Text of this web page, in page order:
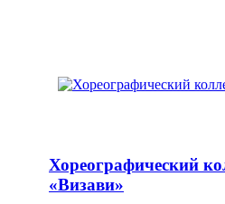
Хореографический
«Визави»